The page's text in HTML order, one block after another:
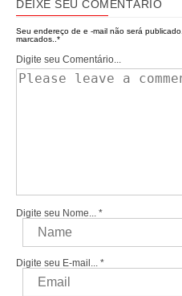
DEIXE SEU COMENTÁRIO
Seu endereço de e -mail não será publicado.
marcados.. *
Digite seu Comentário...
Digite seu Nome... *
Digite seu E-mail... *